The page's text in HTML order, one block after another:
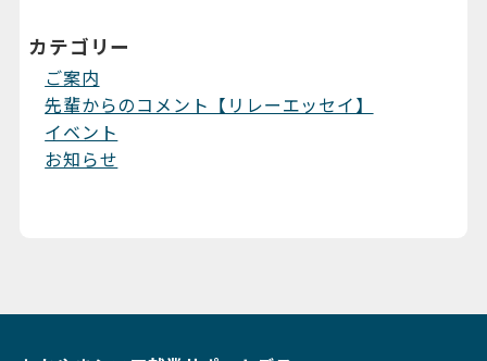
カテゴリー
ご案内
先輩からのコメント【リレーエッセイ】
イベント
お知らせ